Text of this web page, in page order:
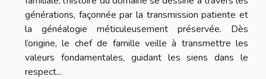
générations, façonnée par la transmission patiente et
la généalogie méticuleusement préservée. Dès
l’origine, le chef de famille veille à transmettre les
valeurs fondamentales, guidant les siens dans le
respect...